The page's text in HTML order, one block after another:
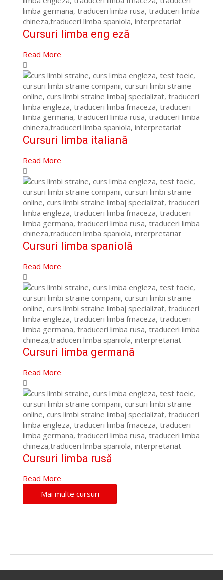
Cursuri limba engleză
Read More
Cursuri limba italiană
Read More
Cursuri limba spaniolă
Read More
Cursuri limba germană
Read More
Cursuri limba rusă
Read More
Mai multe cursuri